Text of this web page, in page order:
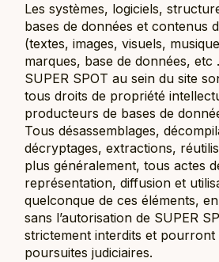
Les systèmes, logiciels,
bases de données et contenus
(textes, images, visuels,
marques, base de données, etc
SUPER SPOT au sein du site
tous droits de propriété
producteurs de bases de
Tous désassemblages,
décryptages, extractions,
plus généralement, tous actes
représentation, diffusion et
quelconque de ces éléments,
sans l’autorisation de SUPER
strictement interdits et pourront
poursuites judiciaires.